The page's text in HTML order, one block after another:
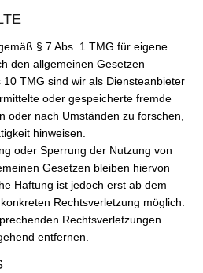
§ 7 Abs. 1 TMG für eigene
den allgemeinen Gesetzen
TMG sind wir als Diensteanbieter
oder gespeicherte fremde
oder nach Umständen zu forschen,
hinweisen.
oder Sperrung der Nutzung von
Gesetzen bleiben hiervon
Haftung ist jedoch erst ab dem
Rechtsverletzung möglich.
Rechtsverletzungen
entfernen.